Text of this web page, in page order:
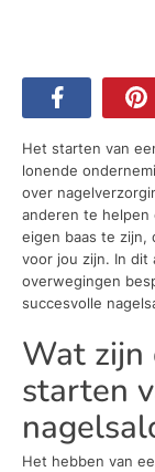
Het starten van
lonende
over
anderen te helpen
eigen baas te zijn,
voor jou zijn. In dit
overwegingen
succesvolle
Wat zijn
starten
Het hebben van